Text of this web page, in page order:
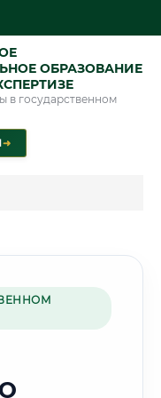
ОБРАЗОВАНИЕ
в государственном
➜
экспертиза"